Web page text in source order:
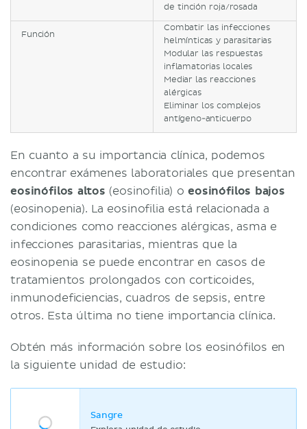
de tinción roja/rosada
Función
Combatir las infecciones
helmínticas y parasitarias
Modular las respuestas
inflamatorias locales
Mediar las reacciones
alérgicas
Eliminar los complejos
antígeno-anticuerpo
En cuanto a su importancia clínica, podemos
encontrar exámenes laboratoriales que presentan
eosinófilos altos (eosinofilia) o eosinófilos bajos
(eosinopenia). La eosinofilia está relacionada a
condiciones como reacciones alérgicas, asma e
infecciones parasitarias, mientras que la
eosinopenia se puede encontrar en casos de
tratamientos prolongados con corticoides,
inmunodeficiencias, cuadros de sepsis, entre
otros. Esta última no tiene importancia clínica.
Obtén más información sobre los eosinófilos en
la siguiente unidad de estudio:
Sangre